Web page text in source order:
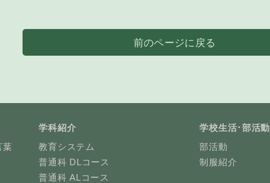
前のページに戻る
葉
学科紹介
教育システム
普通科 DLコース
普通科 ALコース
学校生活･部活動
部活動
制服紹介